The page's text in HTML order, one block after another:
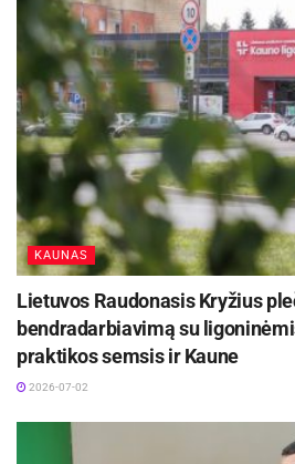
KAUNAS
Lietuvos Raudonasis Kryžius
bendradarbiavimą su
praktikos semsis ir Kaune
2026-07-02